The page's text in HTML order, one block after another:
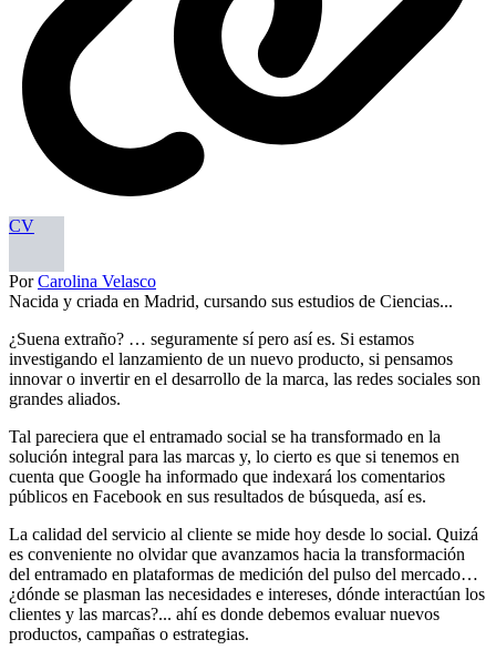
CV
PorCarolina Velasco
Nacida y criada en Madrid, cursando sus estudios de Ciencias...
¿Suena extraño? … seguramente sí pero así es. Si estamos
investigando el lanzamiento de un nuevo producto, si pensamos
innovar o invertir en el desarrollo de la marca, las redes sociales son
grandes aliados.
Tal pareciera que el entramado social se ha transformado en la
solución integral para las marcas y, lo cierto es que si tenemos en
cuenta que Google ha informado que indexará los comentarios
públicos en Facebook en sus resultados de búsqueda, así es.
La calidad del servicio al cliente se mide hoy desde lo social. Quizá
es conveniente no olvidar que avanzamos hacia la transformación
del entramado en plataformas de medición del pulso del mercado…
¿dónde se plasman las necesidades e intereses, dónde interactúan los
clientes y las marcas?... ahí es donde debemos evaluar nuevos
productos, campañas o estrategias.